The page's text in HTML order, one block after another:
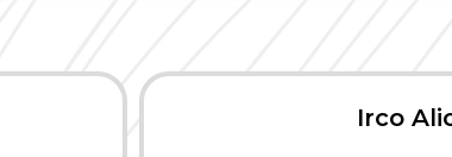
Irco